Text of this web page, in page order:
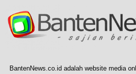
BantenNews.co.id adalah website media